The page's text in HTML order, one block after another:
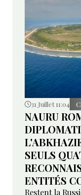
31 Juillet 11:04
NAURU
SEULS
ENTITÉS
Restent la